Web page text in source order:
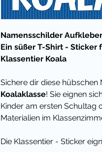
Namensschilder
Ein süßer T-Shirt -
Klassentier Koala
Sichere dir diese
Koalaklasse! Sie eignen
Kinder am ersten Schultag
Materialien im
Die Klassentier - Sticker